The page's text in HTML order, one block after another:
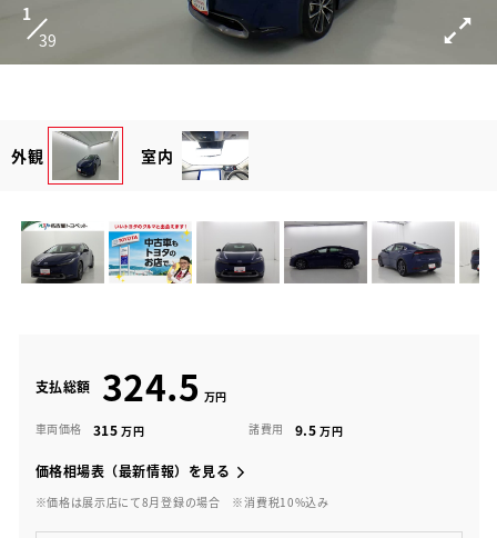
1
39
外観 室内
支払総額 324.5
車両価格 315 諸費用 9.5
価格相場表（最新情報）を見る
※価格は展示店にて8月登録の場合 ※消費税10%込み